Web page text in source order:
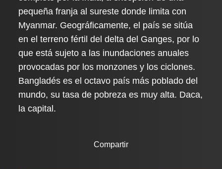
pequeña franja al sureste donde limita con
Myanmar. Geográficamente, el país se sitúa
en el terreno fértil del delta del Ganges, por lo
que está sujeto a las inundaciones anuales
provocadas por los monzones y los ciclones.
Bangladés es el octavo país más poblado del
mundo, su tasa de pobreza es muy alta. Daca,
la capital.
Compartir